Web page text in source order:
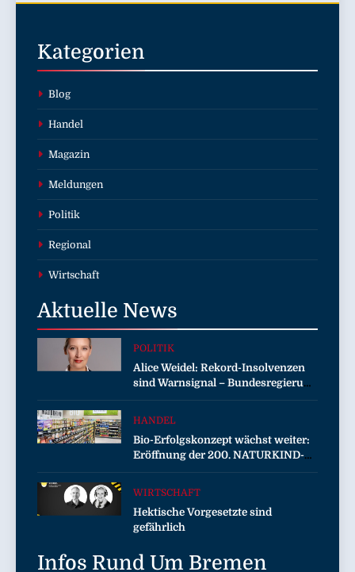
Kategorien
Blog
Handel
Magazin
Meldungen
Politik
Regional
Wirtschaft
Aktuelle News
POLITIK
Alice Weidel: Rekord-Insolvenzen
sind Warnsignal – Bundesregierung
verschärft die Wirtschaftskrise
HANDEL
Bio-Erfolgskonzept wächst weiter:
Eröffnung der 200. NATURKIND-
Welt bei EDEKA
WIRTSCHAFT
Hektische Vorgesetzte sind
gefährlich
Infos Rund Um Bremen